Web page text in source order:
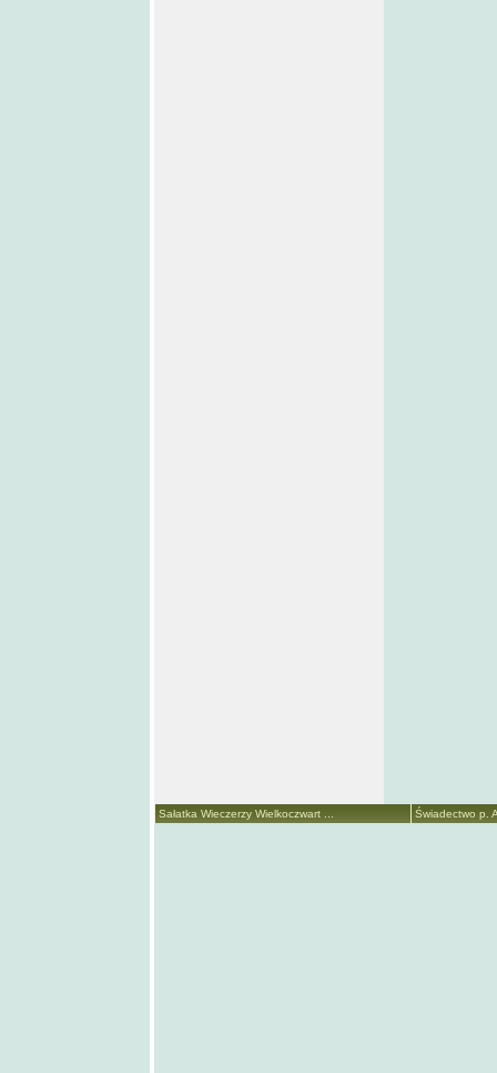
Sałatka Wieczerzy Wielkoczwart ... Świadectwo p.